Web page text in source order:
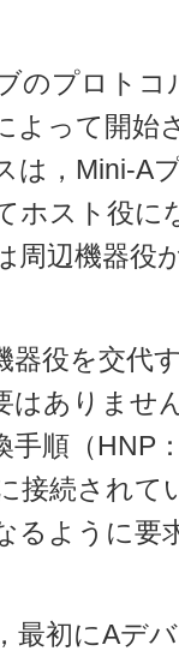
のプロトコ
よって開始
は，Mini-A
ホスト役に
周辺機器役
役を交代
ありませ
順（HNP
接続されて
るように要
初にAデ